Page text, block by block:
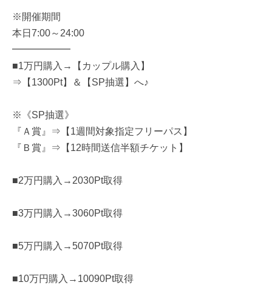
※開催期間
本日7:00～24:00
━━━━━━
■1万円購入→【カップル購入】
⇒【1300Pt】＆【SP抽選】へ♪
※《SP抽選》
『Ａ賞』⇒【1週間対象指定フリーパス】
『Ｂ賞』⇒【12時間送信半額チケット】
■2万円購入→2030Pt取得
■3万円購入→3060Pt取得
■5万円購入→5070Pt取得
■10万円購入→10090Pt取得